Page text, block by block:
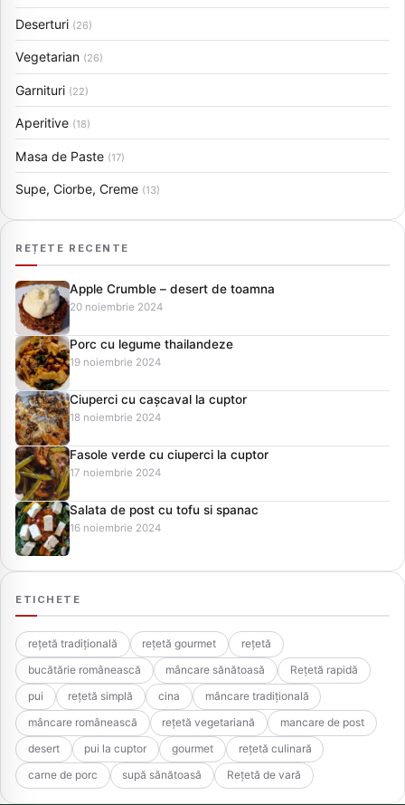
Deserturi (26)
Vegetarian (26)
Garnituri (22)
Aperitive (18)
Masa de Paste (17)
Supe, Ciorbe, Creme (13)
REȚETE RECENTE
Apple Crumble – desert de toamna
20 noiembrie 2024
Porc cu legume thailandeze
19 noiembrie 2024
Ciuperci cu cașcaval la cuptor
18 noiembrie 2024
Fasole verde cu ciuperci la cuptor
17 noiembrie 2024
Salata de post cu tofu si spanac
16 noiembrie 2024
ETICHETE
rețetă tradițională rețetă gourmet
rețetă
bucătărie românească
mâncare sănătoasă
Rețetă rapidă
pui
rețetă simplă cina
mâncare tradițională
mâncare românească
rețetă vegetariană
mancare de post
desert
pui la cuptor gourmet
rețetă culinară
carne de porc
supă sănătoasă Rețetă de vară